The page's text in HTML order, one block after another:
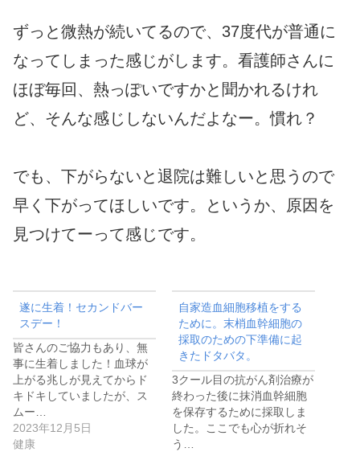
ずっと微熱が続いてるので、37度代が普通に
なってしまった感じがします。看護師さんに
ほぼ毎回、熱っぽいですかと聞かれるけれ
ど、そんな感じしないんだよなー。慣れ？
でも、下がらないと退院は難しいと思うので
早く下がってほしいです。というか、原因を
見つけてーって感じです。
遂に生着！セカンドバー
スデー！
皆さんのご協力もあり、無
事に生着しました！血球が
上がる兆しが見えてからド
キドキしていましたが、ス
ムー…
2023年12月5日
健康
自家造血細胞移植をする
ために。末梢血幹細胞の
採取のための下準備に起
きたドタバタ。
3クール目の抗がん剤治療が
終わった後に抹消血幹細胞
を保存するために採取しま
した。ここでも心が折れそ
う…